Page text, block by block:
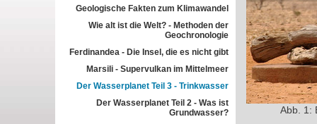
Geologische Fakten zum Klimawandel
Wie alt ist die Welt? - Methoden der
Geochronologie
Ferdinandea - Die Insel, die es nicht gibt
Marsili - Supervulkan im Mittelmeer
Der Wasserplanet Teil 3 - Trinkwasser
Der Wasserplanet Teil 2 - Was ist
Grundwasser?
Abb. 1: